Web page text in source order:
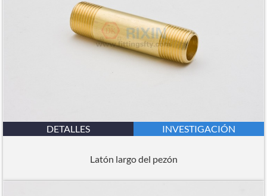
DETALLES INVESTIGACIÓN
Latón largo del pezón